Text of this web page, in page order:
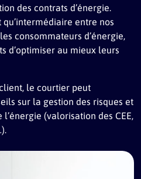
des contrats d’énergie.
entre nos
consommateurs d’énergie,
d’optimiser au mieux leurs
le courtier peut
sur la gestion des risques et
(valorisation des CEE,